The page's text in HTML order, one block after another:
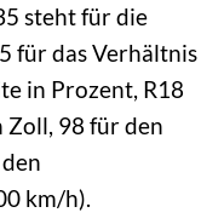
steht für die
für das Verhältnis
in Prozent, R18
Zoll, 98 für den
km/h).